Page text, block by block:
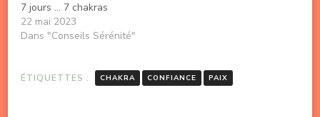
7 jours … 7 chakras
22 mai 2023
Dans "Conseils Sérénité"
ÉTIQUETTES : CHAKRA CONFIANCE PAIX